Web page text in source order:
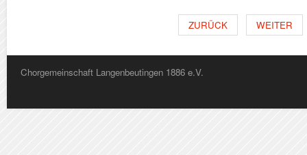
ZURÜCK WEITER
Chorgemeinschaft Langenbeutingen 1886 e.V.